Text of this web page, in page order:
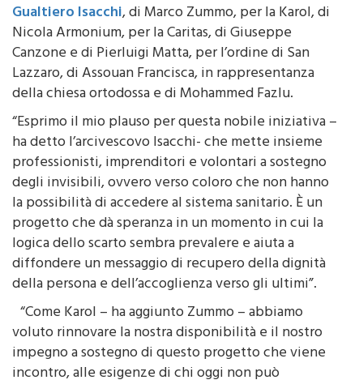
presenza dell’arcivescovo diMonrealeMonsignore
Gualtiero Isacchi, di Marco Zummo, per la Karol, di
Nicola Armonium, per la Caritas, di Giuseppe
Canzone e di Pierluigi Matta, per l’ordine di San
Lazzaro, di Assouan Francisca, in rappresentanza
della chiesa ortodossa e di Mohammed Fazlu.
“Esprimo il mio plauso per questa nobile iniziativa –
ha detto l’arcivescovo Isacchi- che mette insieme
professionisti, imprenditori e volontari a sostegno
degli invisibili, ovvero verso coloro che non hanno
la possibilità di accedere al sistema sanitario. È un
progetto che dà speranza in un momento in cui la
logica dello scarto sembra prevalere e aiuta a
diffondere un messaggio di recupero della dignità
della persona e dell’accoglienza verso gli ultimi”.
“Come Karol – ha aggiunto Zummo – abbiamo
voluto rinnovare la nostra disponibilità e il nostro